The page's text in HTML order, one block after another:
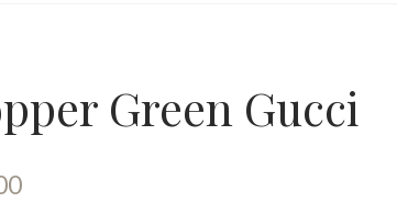
Green Gucci
Nåværende